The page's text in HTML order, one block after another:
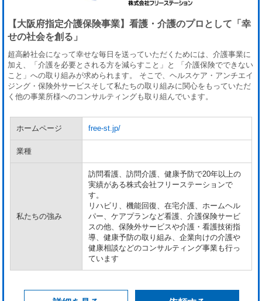
【大阪府指定介護保険事業】看護・介護のプロとして「幸
せの社会を創る」
超高齢社会になって幸せな毎日を送っていただくためには、介護事業に
加え、「介護を必要とされる方を減らすこと」と 「介護保険でできない
こと」への取り組みが求められます。 そこで、ヘルスケア・アンチエイ
ジング・保険外サービスそして私たちの取り組みに関心をもっていただ
く他の事業所様へのコンサルティングも取り組んでいます。
ホームページ free-st.jp/
業種
私たちの強み
訪問看護、訪問介護、健康予防で20年以上の
実績がある株式会社フリーステーションで
す。
リハビリ、機能回復、在宅介護、ホームヘル
パー、ケアプランなど看護、介護保険サービ
スの他、保険外サービスや介護・看護技術指
導、健康予防の取り組み、企業向けの介護や
健康相談などのコンサルティング事業も行っ
ています